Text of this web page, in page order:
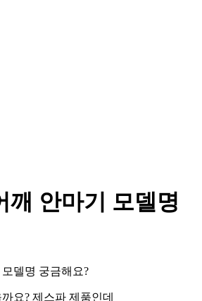
깨 안마기 모델명
델명 궁금해요?
요? 제스파 제품인데